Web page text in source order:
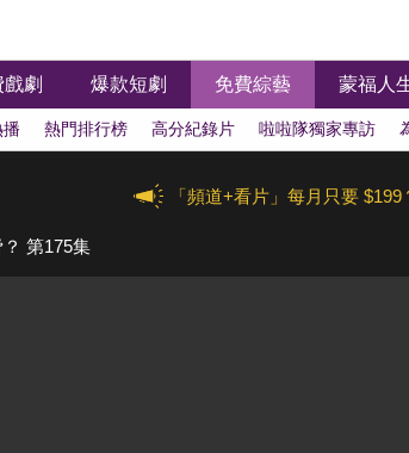
劇 爆款短劇 免費綜藝 蒙福人
播 熱門排行榜 高分紀錄片 啦啦隊獨家專訪
「頻道+看片」每月只要 $199
第175集